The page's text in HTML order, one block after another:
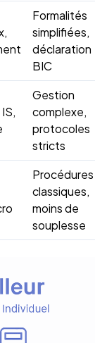
Formalités
simplifiées,
déclaration
BIC
Gestion
complexe,
protocoles
stricts
Procédures
classiques,
moins de
souplesse